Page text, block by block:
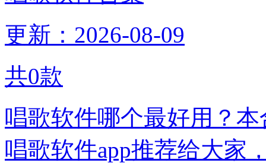
更新：2026-08-09
共0款
唱歌软件哪个最好用？
唱歌软件app推荐给大家